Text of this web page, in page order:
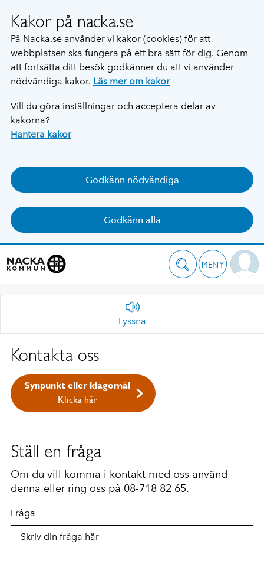
Kakor på nacka.se
På Nacka.se använder vi kakor (cookies) för att
webbplatsen ska fungera på ett bra sätt för dig. Genom
att fortsätta ditt besök godkänner du att vi använder
nödvändiga kakor. Läs mer om kakor
Vill du göra inställningar och acceptera delar av
kakorna?
Hantera kakor
Godkänn nödvändiga
Godkänn alla
MENY
Lyssna
Kontakta oss
Synpunkt eller klagomål
Klicka här
Ställ en fråga
Om du vill komma i kontakt med oss använd
denna eller ring oss på 08-718 82 65.
Fråga